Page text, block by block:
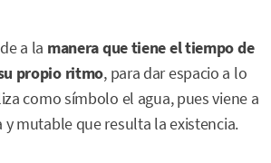
a la manera que tiene el tiempo de
propio ritmo, para dar espacio a lo
como símbolo el agua, pues viene a
mutable que resulta la existencia.